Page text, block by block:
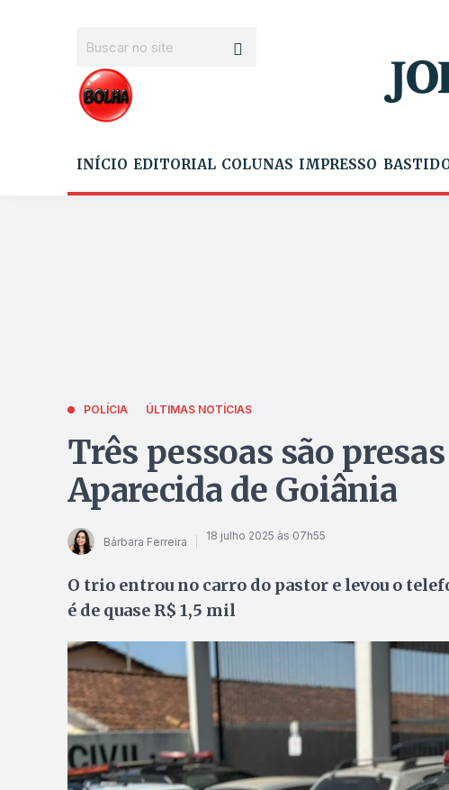
INÍCIO EDITORIAL COLUNAS IMPRESSO
POLÍCIA ÚLTIMAS NOTÍCIAS
Três pessoas são
Aparecida de Goiânia
Bárbara Ferreira 18 julho 2025 às 07h55
O trio entrou no carro do pastor e levou o
é de quase R$ 1,5 mil